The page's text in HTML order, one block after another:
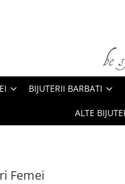
BIJUTERII BARBATI
ALTE
Femei